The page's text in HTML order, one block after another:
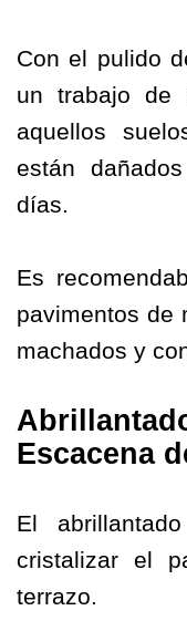
Con el pulido
un trabajo de
aquellos
están
días.
Es
pavimentos de
machados y
Escacena
El
cristalizar el
terrazo.